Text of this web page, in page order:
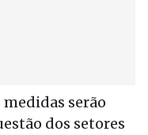
serão
dos setores